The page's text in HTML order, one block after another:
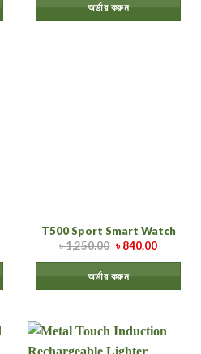
অর্ডার করুন
T500 Sport Smart Watch
৳1,250.00 ৳840.00
অর্ডার করুন